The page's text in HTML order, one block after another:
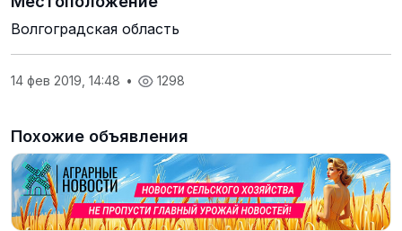
Волгоградская область
14 фев 2019, 14:48 • 1298
Похожие объявления